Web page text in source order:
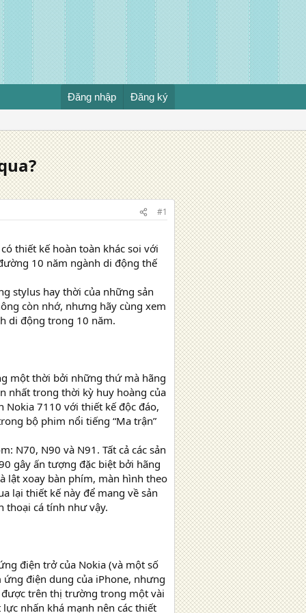
Đăng nhập Đăng ký
#1
thiết kế hoàn toàn khác soi với
10 năm ngành di động thế
stylus hay thời của những sản
còn nhớ, nhưng hãy cùng xem
di động trong 10 năm.
một thời bởi những thứ mà hãng
nhất trong thời kỳ huy hoàng của
Nokia 7110 với thiết kế độc đáo,
bộ phim nổi tiếng “Ma trận”
N70, N90 và N91. Tất cả các sản
gây ấn tượng đặc biệt bởi hãng
lật xoay bàn phím, màn hình theo
lại thiết kế này để mang về sản
thoại cá tính như vậy.
điện trở của Nokia (và một số
điện dung của iPhone, nhưng
trên thị trường trong một vài
nhấn khá mạnh nên các thiết